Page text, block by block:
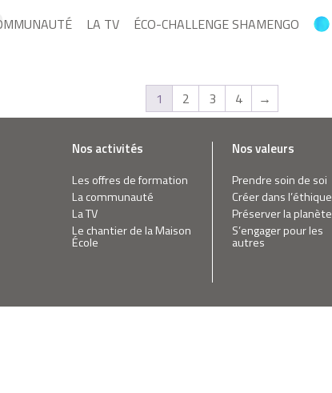
LA TV ÉCO-CHALLENGE SHAMENGO
1 2 3 4 →
Nos activités
Les offres de formation
La communauté
La TV
Le chantier de la Maison
École
Nos valeurs
Prendre soin de soi
Créer dans l’éthique
Préserver la planète
S’engager pour les
autres